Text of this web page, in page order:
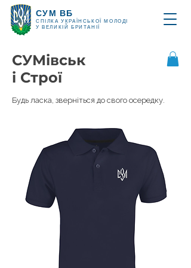
СУМ ВБ
СПІЛКА УКРАЇНСЬКОЇ МОЛОДІ
У ВЕЛИКІЙ БРИТАНІЇ
СУМівськ
і Строї
Будь ласка, зверніться до свого осередку.